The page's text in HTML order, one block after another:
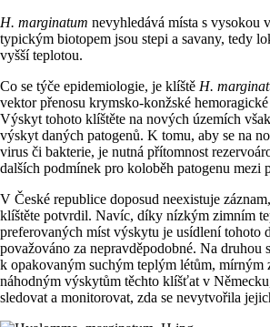
H. marginatum nevyhledává místa s vysokou
typickým biotopem jsou stepi a savany, tedy
vyšší teplotou.
Co se týče epidemiologie, je klíště H.
vektor přenosu krymsko-konžské
Výskyt tohoto klíštěte na nových územích
výskyt daných patogenů. K tomu, aby se na
virus či bakterie, je nutná přítomnost
dalších podmínek pro koloběh patogenu mezi
V České republice doposud neexistuje
klíštěte potvrdil. Navíc, díky nízkým zimním
preferovaných míst výskytu je usídlení tohoto
považováno za nepravděpodobné. Na druhou
k opakovaným suchým teplým létům, mírným
náhodným výskytům těchto klíšťat v
sledovat a monitorovat, zda se nevytvořila